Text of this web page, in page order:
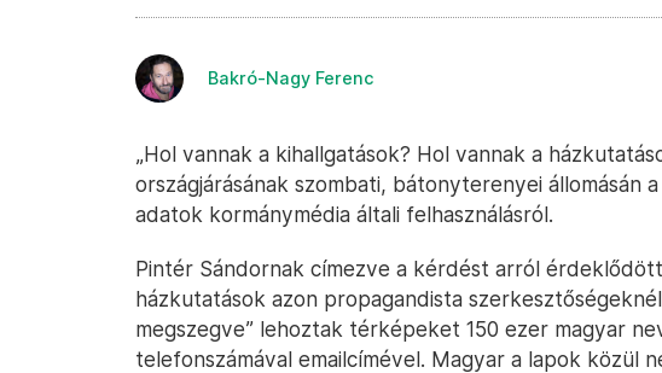
Bakró-Nagy Ferenc
„Hol vannak a kihallgatások? Hol vannak a
országjárásának szombati, bátonyterenyei állomásán
adatok kormánymédia általi felhasználásról.
Pintér Sándornak címezve a kérdést arról
házkutatások azon propagandista
megszegve” lehoztak térképeket 150 ezer magyar
telefonszámával emailcímével. Magyar a lapok közül